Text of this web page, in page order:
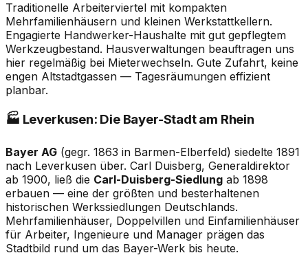
Traditionelle Arbeiterviertel mit kompakten
Mehrfamilienhäusern und kleinen Werkstattkellern.
Engagierte Handwerker-Haushalte mit gut gepflegtem
Werkzeugbestand. Hausverwaltungen beauftragen uns
hier regelmäßig bei Mieterwechseln. Gute Zufahrt, keine
engen Altstadtgassen — Tagesräumungen effizient
planbar.
🏭 Leverkusen: Die Bayer-Stadt am Rhein
Bayer AG (gegr. 1863 in Barmen-Elberfeld) siedelte 1891
nach Leverkusen über. Carl Duisberg, Generaldirektor
ab 1900, ließ die Carl-Duisberg-Siedlung ab 1898
erbauen — eine der größten und besterhaltenen
historischen Werkssiedlungen Deutschlands.
Mehrfamilienhäuser, Doppelvillen und Einfamilienhäuser
für Arbeiter, Ingenieure und Manager prägen das
Stadtbild rund um das Bayer-Werk bis heute.